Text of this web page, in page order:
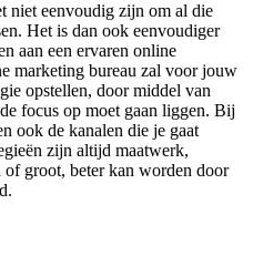
niet eenvoudig zijn om al die
Het is dan ook eenvoudiger
aan een ervaren online
marketing bureau zal voor jouw
opstellen, door middel van
focus op moet gaan liggen. Bij
ook de kanalen die je gaat
zijn altijd maatwerk,
groot, beter kan worden door